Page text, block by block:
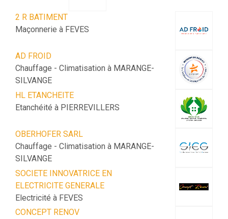
2 R BATIMENT
Maçonnerie à FEVES
AD FROID
Chauffage - Climatisation à MARANGE-
SILVANGE
HL ETANCHEITE
Etanchéité à PIERREVILLERS
OBERHOFER SARL
Chauffage - Climatisation à MARANGE-
SILVANGE
SOCIETE INNOVATRICE EN
ELECTRICITE GENERALE
Electricité à FEVES
CONCEPT RENOV